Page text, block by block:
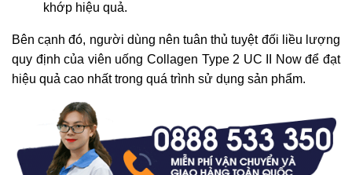
khớp hiệu quả.
Bên cạnh đó, người dùng nên tuân thủ tuyệt đối liều lượng
quy định của viên uống Collagen Type 2 UC II Now để đạt
hiệu quả cao nhất trong quá trình sử dụng sản phẩm.